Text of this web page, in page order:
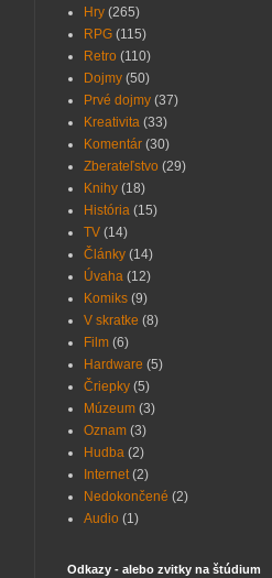
Hry (265)
RPG (115)
Retro (110)
Dojmy (50)
Prvé dojmy (37)
Kreativita (33)
Komentár (30)
Zberateľstvo (29)
Knihy (18)
História (15)
TV (14)
Články (14)
Úvaha (12)
Komiks (9)
V skratke (8)
Film (6)
Hardware (5)
Čriepky (5)
Múzeum (3)
Oznam (3)
Hudba (2)
Internet (2)
Nedokončené (2)
Audio (1)
Odkazy - alebo zvitky na štúdium